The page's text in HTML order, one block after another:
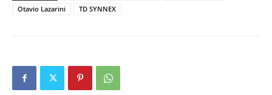
Otavio Lazarini
TD SYNNEX